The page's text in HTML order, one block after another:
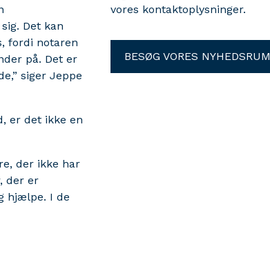
Det kan
fordi notaren
på. Det er
siger Jeppe
er det ikke en
der ikke har
der er
hjælpe. I de
vores kontaktoplysninger.
BESØG VORES NYHEDSRUM